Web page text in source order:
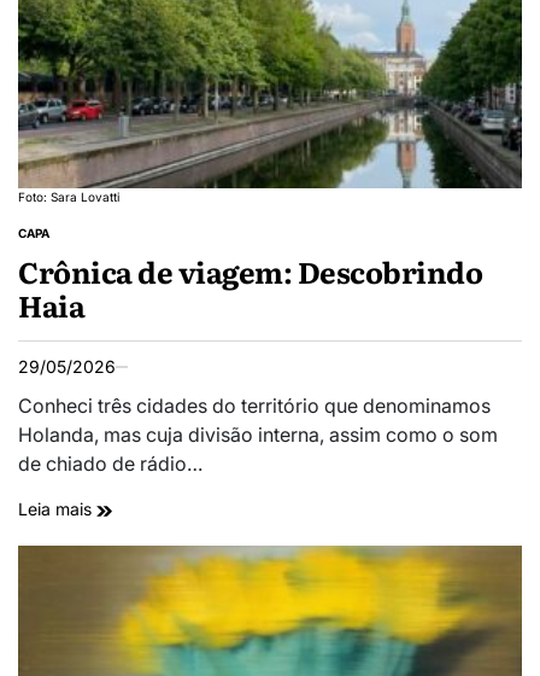
Foto: Sara Lovatti
CAPA
Crônica de viagem: Descobrindo
Haia
29/05/2026
Conheci três cidades do território que denominamos
Holanda, mas cuja divisão interna, assim como o som
de chiado de rádio…
Leia mais